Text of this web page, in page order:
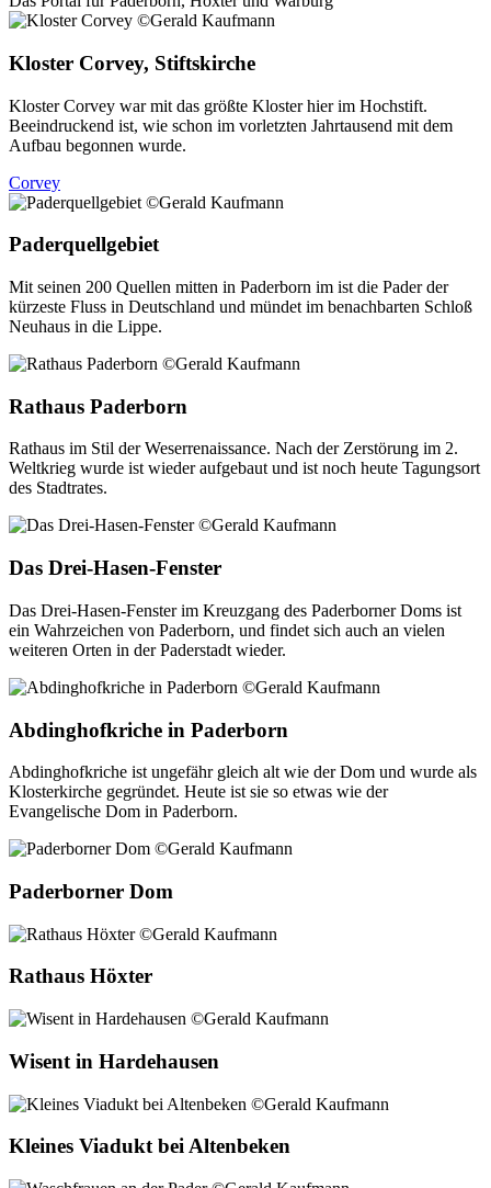
Kloster Corvey, Stiftskirche
Kloster Corvey war mit das größte Kloster hier im Hochstift.
Beeindruckend ist, wie schon im vorletzten Jahrtausend mit dem
Aufbau begonnen wurde.
Corvey
Paderquellgebiet
Mit seinen 200 Quellen mitten in Paderborn im ist die Pader der
kürzeste Fluss in Deutschland und mündet im benachbarten Schloß
Neuhaus in die Lippe.
Rathaus Paderborn
Rathaus im Stil der Weserrenaissance. Nach der Zerstörung im 2.
Weltkrieg wurde ist wieder aufgebaut und ist noch heute Tagungsort
des Stadtrates.
Das Drei-Hasen-Fenster
Das Drei-Hasen-Fenster im Kreuzgang des Paderborner Doms ist
ein Wahrzeichen von Paderborn, und findet sich auch an vielen
weiteren Orten in der Paderstadt wieder.
Abdinghofkriche in Paderborn
Abdinghofkriche ist ungefähr gleich alt wie der Dom und wurde als
Klosterkirche gegründet. Heute ist sie so etwas wie der
Evangelische Dom in Paderborn.
Paderborner Dom
Rathaus Höxter
Wisent in Hardehausen
Kleines Viadukt bei Altenbeken